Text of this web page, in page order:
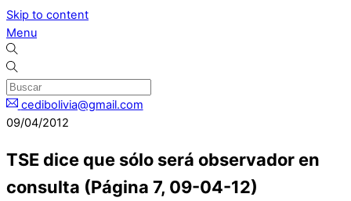
Skip to content
Menu
cedibolivia@gmail.com
09/04/2012
TSE dice que sólo será observador en
consulta (Página 7, 09-04-12)